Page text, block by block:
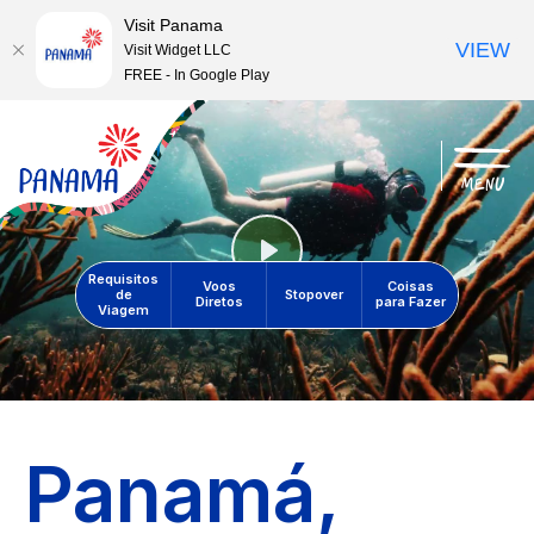
menu
Requisitos
de
Viagem
Voos
Diretos
Stopover
Coisas
para Fazer
Panamá,
Visit Panama
Visit Widget LLC
FREE - In Google Play
VIEW